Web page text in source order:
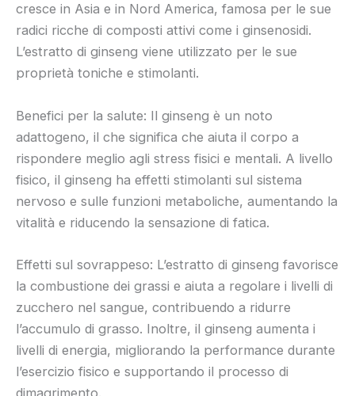
cresce in Asia e in Nord America, famosa per le sue
radici ricche di composti attivi come i ginsenosidi.
L’estratto di ginseng viene utilizzato per le sue
proprietà toniche e stimolanti.
Benefici per la salute: Il ginseng è un noto
adattogeno, il che significa che aiuta il corpo a
rispondere meglio agli stress fisici e mentali. A livello
fisico, il ginseng ha effetti stimolanti sul sistema
nervoso e sulle funzioni metaboliche, aumentando la
vitalità e riducendo la sensazione di fatica.
Effetti sul sovrappeso: L’estratto di ginseng favorisce
la combustione dei grassi e aiuta a regolare i livelli di
zucchero nel sangue, contribuendo a ridurre
l’accumulo di grasso. Inoltre, il ginseng aumenta i
livelli di energia, migliorando la performance durante
l’esercizio fisico e supportando il processo di
dimagrimento.